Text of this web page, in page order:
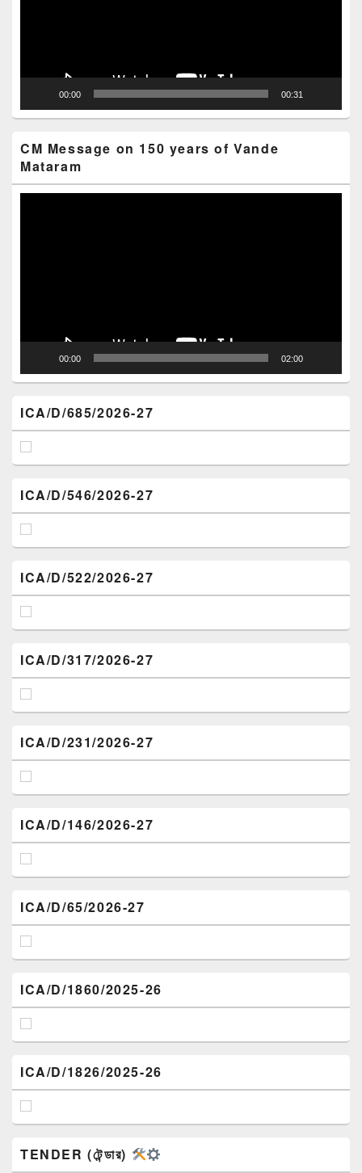
00:00 00:31
CM Message on 150 years of Vande
Mataram
00:00 02:00
ICA/D/685/2026-27
ICA/D/546/2026-27
ICA/D/522/2026-27
ICA/D/317/2026-27
ICA/D/231/2026-27
ICA/D/146/2026-27
ICA/D/65/2026-27
ICA/D/1860/2025-26
ICA/D/1826/2025-26
TENDER (টেন্ডার)